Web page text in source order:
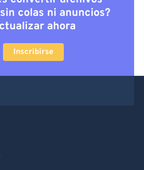
colas ni anuncios?
ahora
Inscribirse